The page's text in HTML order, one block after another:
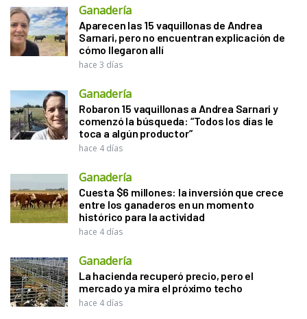
Ganadería
Aparecen las 15 vaquillonas de Andrea
Sarnari, pero no encuentran explicación de
cómo llegaron allí
hace 3 días
Ganadería
Robaron 15 vaquillonas a Andrea Sarnari y
comenzó la búsqueda: “Todos los días le
toca a algún productor”
hace 4 días
Ganadería
Cuesta $6 millones: la inversión que crece
entre los ganaderos en un momento
histórico para la actividad
hace 4 días
Ganadería
La hacienda recuperó precio, pero el
mercado ya mira el próximo techo
hace 4 días